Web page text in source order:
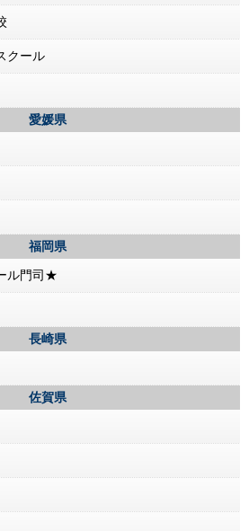
クール
愛媛県
福岡県
ル門司★
長崎県
佐賀県